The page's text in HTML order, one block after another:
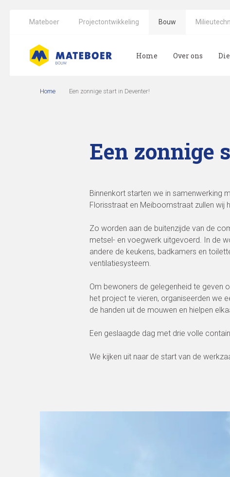
Mateboer Projectontwikkeling Bouw
Home Over ons
Home Een zonnige start in Deventer!
Een zonnige
Binnenkort starten we in samenwerking
Florisstraat en Meiboomstraat zullen wij
Zo worden aan de buitenzijde van de
metsel- en voegwerk uitgevoerd. In de
andere de keukens, badkamers en
ventilatiesysteem.
Om bewoners de gelegenheid te geven
het project te vieren, organiseerden we
de handen uit de mouwen en hielpen
Een geslaagde dag met drie volle
We kijken uit naar de start van de